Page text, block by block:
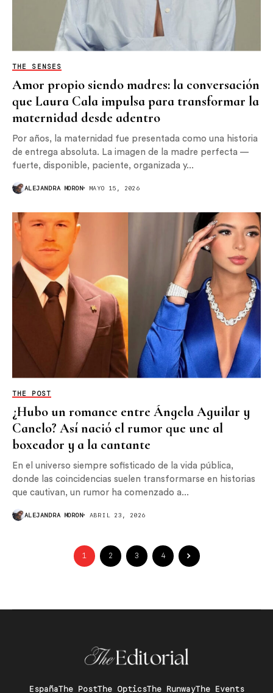
THE SENSES
Amor propio siendo madres: la conversación
que Laura Cala impulsa para transformar la
maternidad desde adentro
Por años, la maternidad fue presentada como una historia
de entrega absoluta. La imagen de la madre perfecta —
fuerte, disponible, paciente, organizada y...
ALEJANDRA MORON MAYO 15, 2026
THE POST
¿Hubo un romance entre Ángela Aguilar y
Canelo? Así nació el rumor que une al
boxeador y a la cantante
En el universo siempre sofisticado de la vida pública,
donde las coincidencias suelen transformarse en historias
que cautivan, un rumor ha comenzado a...
ALEJANDRA MORON ABRIL 23, 2026
1 2 3 4
EspañaThe PostThe OpticsThe RunwayThe Events